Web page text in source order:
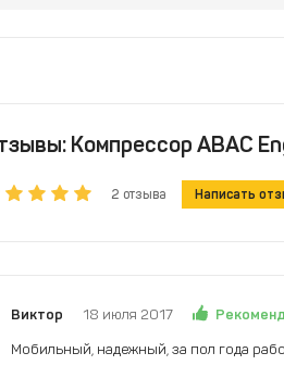
Компрессор ABAC
2 отзыва Написать
Виктор 18 июля 2017
Мобильный, надежный, за пол года